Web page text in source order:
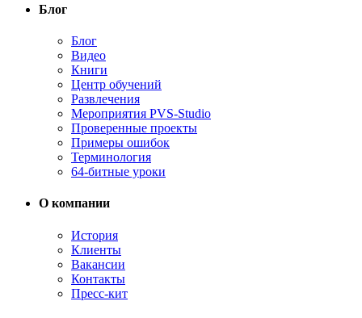
Блог
Блог
Видео
Книги
Центр обучений
Развлечения
Мероприятия PVS-Studio
Проверенные проекты
Примеры ошибок
Терминология
64-битные уроки
О компании
История
Клиенты
Вакансии
Контакты
Пресс-кит